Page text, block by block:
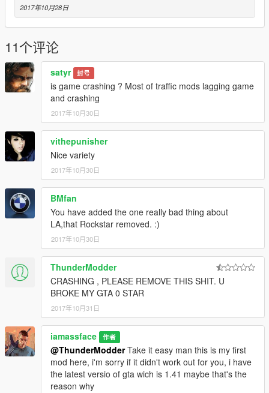
2017年10月28日
11个评论
satyr 封号
is game crashing ? Most of traffic mods lagging game
and crashing
2017年10月30日
vithepunisher
Nice variety
2017年10月30日
BMfan
You have added the one really bad thing about
LA,that Rockstar removed. :)
2017年10月30日
ThunderModder
CRASHING , PLEASE REMOVE THIS SHIT. U
BROKE MY GTA 0 STAR
2017年10月31日
iamassface 作者
@ThunderModderTake it easy man this is my first
mod here, i'm sorry if it didn't work out for you, i have
the latest versio of gta wich is 1.41 maybe that's the
reason why